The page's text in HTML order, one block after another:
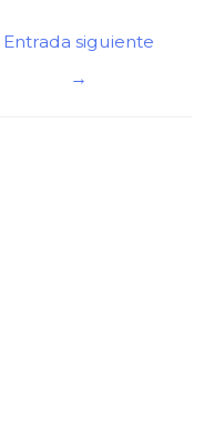
Entrada siguiente
→